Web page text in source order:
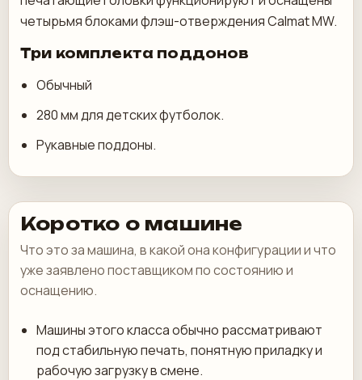
четырьмя блоками флэш-отверждения Calmat MW.
Три комплекта поддонов
Обычный
280 мм для детских футболок.
Рукавные поддоны.
Коротко о машине
Что это за машина, в какой она конфигурации и что
уже заявлено поставщиком по состоянию и
оснащению.
Машины этого класса обычно рассматривают
под стабильную печать, понятную приладку и
рабочую загрузку в смене.